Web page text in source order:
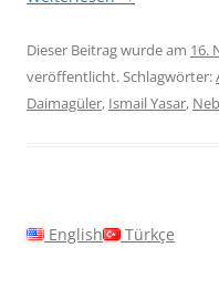
Dieser Beitrag wurde am 16.
veröffentlicht. Schlagwörter:
Daimagüler, Ismail Yasar,
English Türkçe